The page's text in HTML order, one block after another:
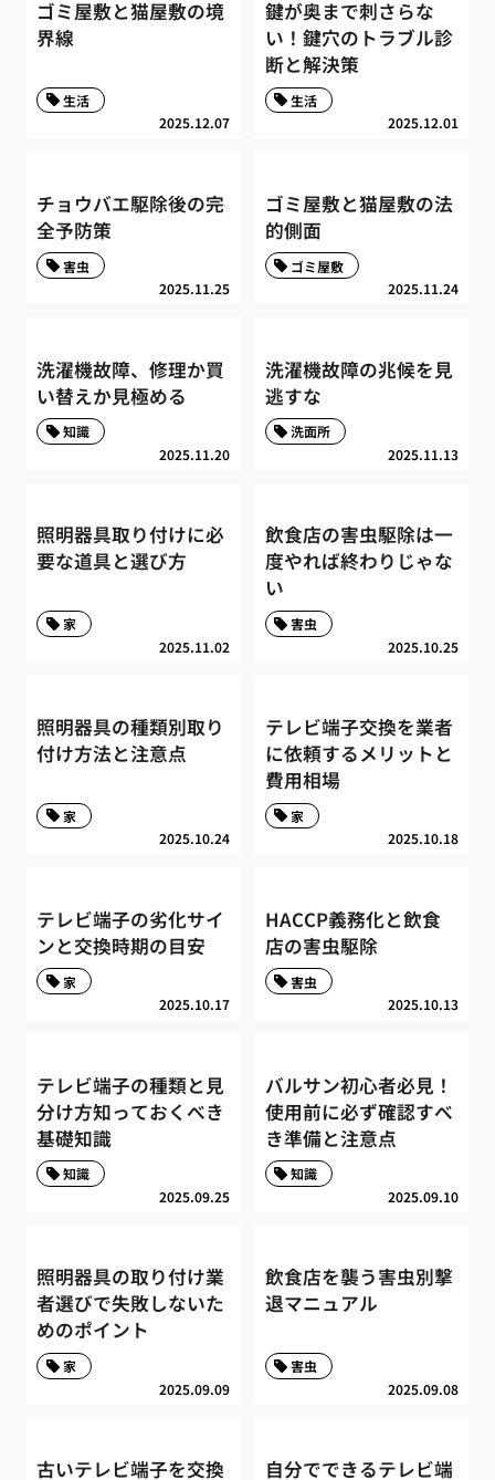
ゴミ屋敷と猫屋敷の境
界線
2025.12.07
生活
鍵が奥まで刺さらな
い！鍵穴のトラブル診
断と解決策
2025.12.01
生活
チョウバエ駆除後の完
全予防策
2025.11.25
害虫
ゴミ屋敷と猫屋敷の法
的側面
2025.11.24
ゴミ屋敷
洗濯機故障、修理か買
い替えか見極める
2025.11.20
知識
洗濯機故障の兆候を見
逃すな
2025.11.13
洗面所
照明器具取り付けに必
要な道具と選び方
2025.11.02
家
飲食店の害虫駆除は一
度やれば終わりじゃな
い
2025.10.25
害虫
照明器具の種類別取り
付け方法と注意点
2025.10.24
家
テレビ端子交換を業者
に依頼するメリットと
費用相場
2025.10.18
家
テレビ端子の劣化サイ
ンと交換時期の目安
2025.10.17
家
HACCP義務化と飲食
店の害虫駆除
2025.10.13
害虫
テレビ端子の種類と見
分け方知っておくべき
基礎知識
2025.09.25
知識
バルサン初心者必見！
使用前に必ず確認すべ
き準備と注意点
2025.09.10
知識
照明器具の取り付け業
者選びで失敗しないた
めのポイント
2025.09.09
家
飲食店を襲う害虫別撃
退マニュアル
2025.09.08
害虫
古いテレビ端子を交換
自分でできるテレビ端